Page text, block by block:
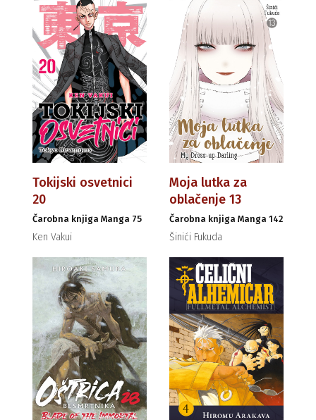
Tokijski osvetnici
20
Čarobna knjiga Manga 75
Ken Vakui
Moja lutka za
oblačenje 13
Čarobna knjiga Manga 142
Šinići Fukuda